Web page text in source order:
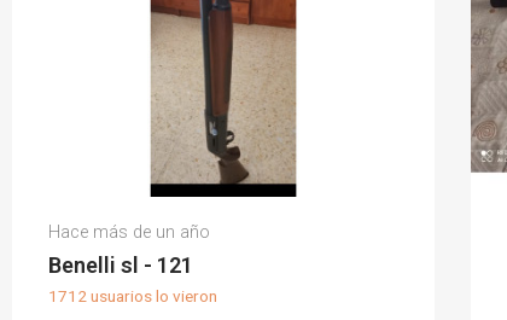
Juan Carlos S.
Hace más de un año
Benelli sl - 121
1712 usuarios lo vieron